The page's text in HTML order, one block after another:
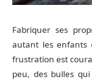
Fabriquer ses
autant les enfants
frustration est
peu, des bulles